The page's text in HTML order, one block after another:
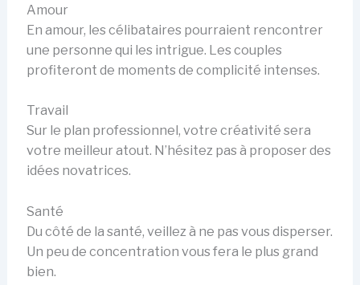
Amour
En amour, les célibataires pourraient rencontrer
une personne qui les intrigue. Les couples
profiteront de moments de complicité intenses.
Travail
Sur le plan professionnel, votre créativité sera
votre meilleur atout. N’hésitez pas à proposer des
idées novatrices.
Santé
Du côté de la santé, veillez à ne pas vous disperser.
Un peu de concentration vous fera le plus grand
bien.